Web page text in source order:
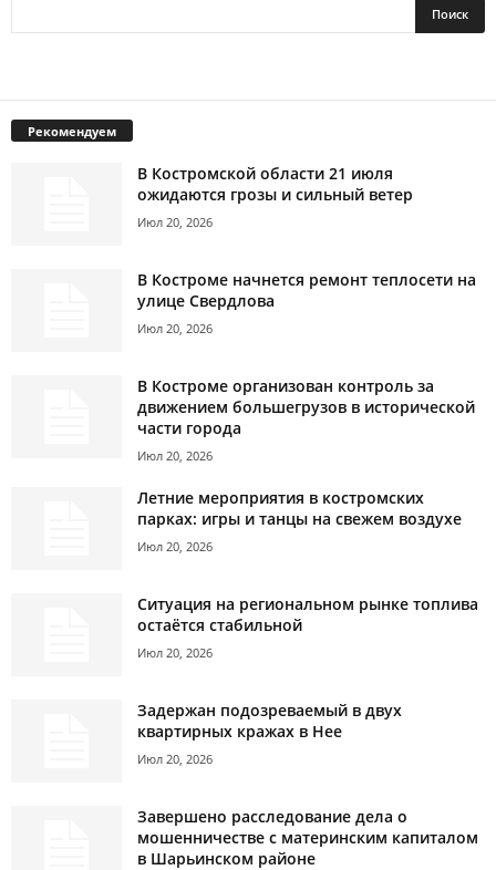
Рекомендуем
В Костромской области 21 июля
ожидаются грозы и сильный ветер
Июл 20, 2026
В Костроме начнется ремонт теплосети на
улице Свердлова
Июл 20, 2026
В Костроме организован контроль за
движением большегрузов в исторической
части города
Июл 20, 2026
Летние мероприятия в костромских
парках: игры и танцы на свежем воздухе
Июл 20, 2026
Ситуация на региональном рынке топлива
остаётся стабильной
Июл 20, 2026
Задержан подозреваемый в двух
квартирных кражах в Нее
Июл 20, 2026
Завершено расследование дела о
мошенничестве с материнским капиталом
в Шарьинском районе